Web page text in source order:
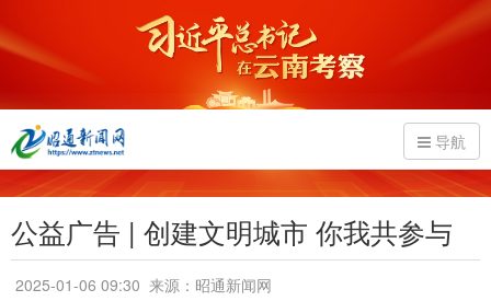
导航
公益广告 | 创建文明城市 你我共参与
2025-01-06 09:30 来源：昭通新闻网